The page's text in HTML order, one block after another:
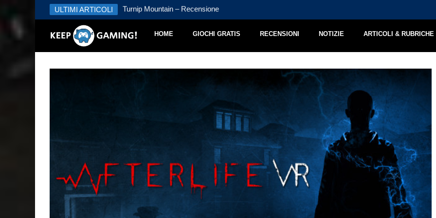
ULTIMI ARTICOLI Turnip Mountain – Recensione
HOME GIOCHI GRATIS RECENSIONI NOTIZIE ARTICOLI & RUBRICHE